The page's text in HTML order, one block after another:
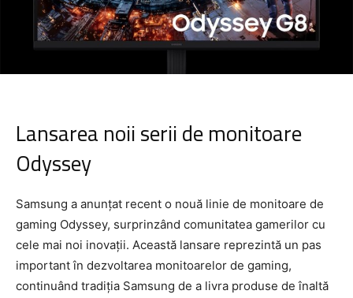
Lansarea noii serii de monitoare
Odyssey
Samsung a anunțat recent o nouă linie de monitoare de
gaming Odyssey, surprinzând comunitatea gamerilor cu
cele mai noi inovații. Această lansare reprezintă un pas
important în dezvoltarea monitoarelor de gaming,
continuând tradiția Samsung de a livra produse de înaltă